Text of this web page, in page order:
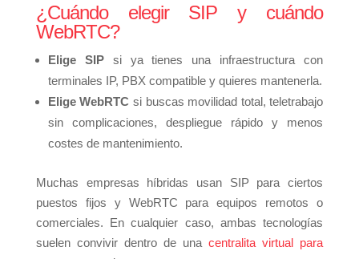
¿Cuándo elegir SIP y cuándo
WebRTC?
Elige SIPsi ya tienes una infraestructura con
terminales IP, PBX compatible y quieres mantenerla.
Elige WebRTC si buscas movilidad total, teletrabajo
sin complicaciones, despliegue rápido y menos
costes de mantenimiento.
Muchas empresas híbridas usan SIP para ciertos
puestos fijos y WebRTC para equipos remotos o
comerciales. En cualquier caso, ambas tecnologías
suelen convivir dentro de unacentralita virtual para